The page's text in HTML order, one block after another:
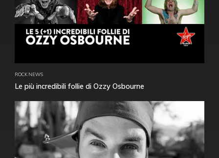
ROCK NEWS
Le più incredibili follie di Ozzy Osbourne